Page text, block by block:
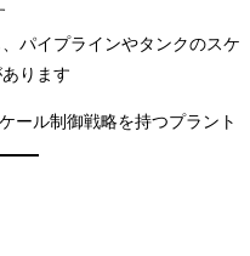
パイプラインやタンクのスケ
ります
ール制御戦略を持つプラント